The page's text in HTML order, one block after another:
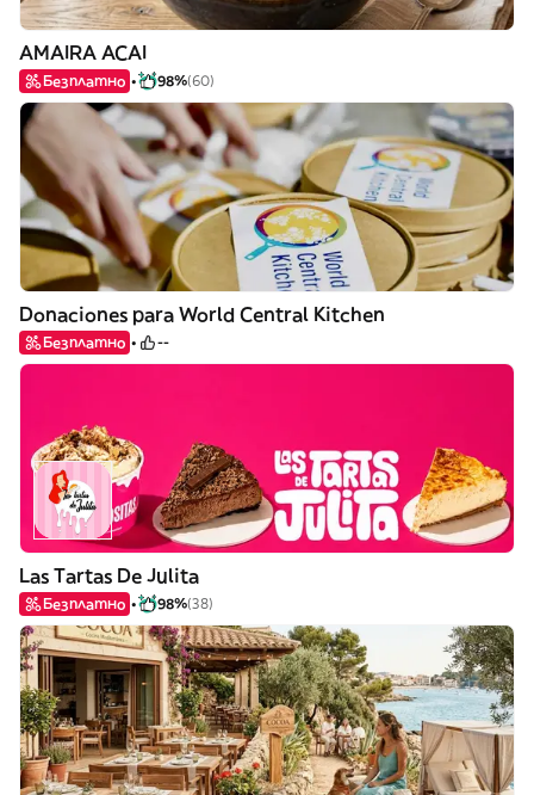
AMAIRA ACAI
Безплатно 98%(60)
Donaciones para World Central Kitchen
Безплатно --
Las Tartas De Julita
Безплатно 98%(38)